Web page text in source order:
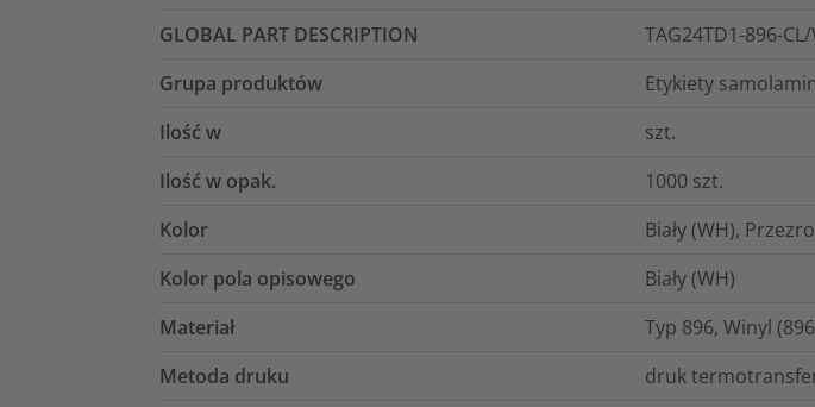
GLOBAL PART DESCRIPTION
TAG24TD1-896-
Grupa produktów
Etykiety
Ilość w
szt.
Ilość w opak.
1000 szt.
Kolor
Biały (WH),
Kolor pola opisowego
Biały (WH)
Materiał
Typ 896, Winyl
Metoda druku
druk